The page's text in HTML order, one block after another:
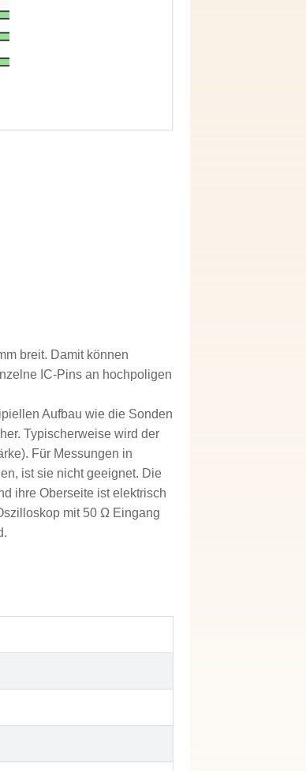
breit. Damit können
IC-Pins an hochpoligen
Aufbau wie die Sonden
Typischerweise wird der
Für Messungen in
ist sie nicht geeignet. Die
ihre Oberseite ist elektrisch
mit 50 Ω Eingang